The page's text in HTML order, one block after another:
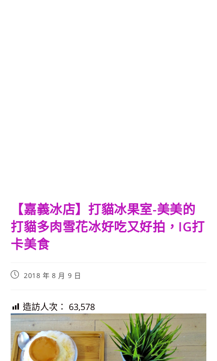
【嘉義冰店】打貓冰果室-美美的
打貓多肉雪花冰好吃又好拍，IG打
卡美食
Post2018 年 8 月 9 日
造訪人次： 63,578